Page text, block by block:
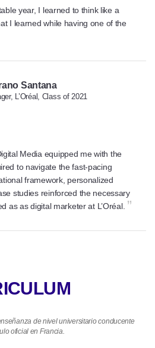
year, I learned to think like a
I learned while having one of the
Santana
L’Oréal, Class of 2021
Media equipped me with the
to navigate the fast-pacing
framework, personalized
studies reinforced the necessary
as as digital marketer at L’Oréal. ”
de nivel universitario conducente
oficial en Francia.